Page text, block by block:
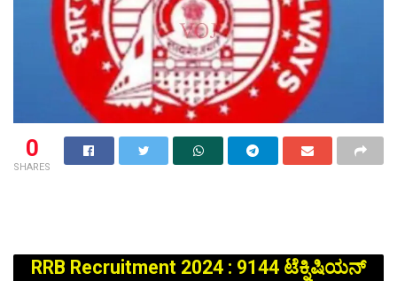
0
SHARES
RRB Recruitment 2024 : 9144 ಟೆಕ್ನಿಷಿಯನ್​